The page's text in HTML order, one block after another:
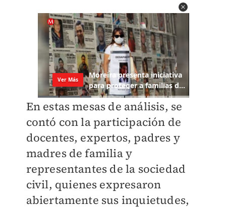
En estas mesas de análisis, se
contó con la participación de
docentes, expertos, padres y
madres de familia y
representantes de la sociedad
civil, quienes expresaron
abiertamente sus inquietudes,